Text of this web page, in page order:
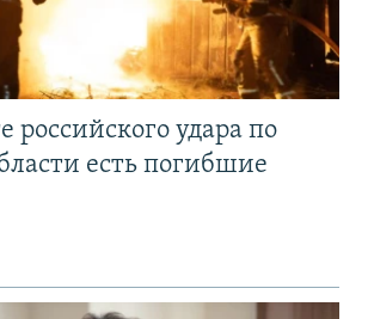
российского удара по
есть погибшие